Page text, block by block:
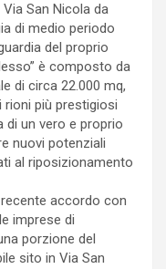
San Nicola da
di medio periodo
del proprio
è composto da
di circa 22.000 mq,
rioni più prestigiosi
di un vero e proprio
nuovi potenziali
al riposizionamento
accordo con
imprese di
porzione del
sito in Via San